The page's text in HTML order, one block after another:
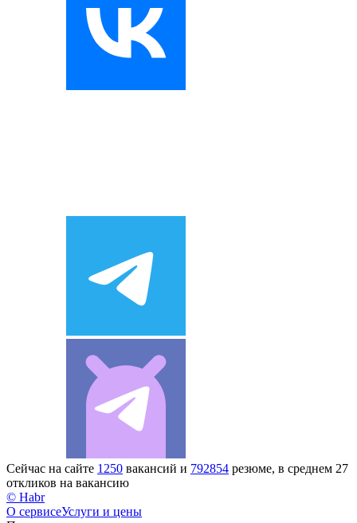
Сейчас на сайте 1250 вакансий и 792854 резюме, в среднем 27
откликов на вакансию
© Habr
О сервисеУслуги и цены